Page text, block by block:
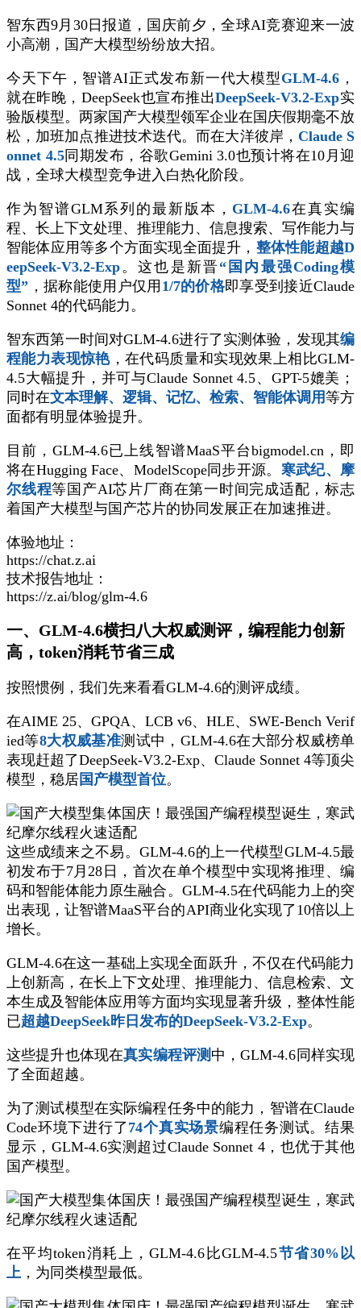
智东西9月30日报道，国庆前夕，全球AI竞赛迎来一波
小高潮，国产大模型纷纷放大招。
今天下午，智谱AI正式发布新一代大模型 GLM-4.6 ，
就在昨晚，DeepSeek也宣布推出DeepSeek-V3.2-Exp实
验版模型。两家国产大模型领军企业在国庆假期毫不放
松，加班加点推进技术迭代。而在大洋彼岸， Claude S
onnet 4.5同期发布，谷歌Gemini 3.0也预计将在10月迎
战，全球大模型竞争进入白热化阶段。
作为智谱GLM系列的最新版本， GLM-4.6在真实编
程、长上下文处理、推理能力、信息搜索、写作能力与
智能体应用等多个方面实现全面提升， 整体性能超越D
eepSeek-V3.2-Exp。这也是新晋“国内最强Coding模
型” ，据称能使用户仅用 1/7的价格即享受到接近Claude
Sonnet 4的代码能力。
智东西第一时间对GLM-4.6进行了实测体验，发现其编
程能力表现惊艳，在代码质量和实现效果上相比GLM-
4.5大幅提升，并可与Claude Sonnet 4.5、GPT-5媲美；
同时在文本理解、逻辑、记忆、检索、智能体调用等方
面都有明显体验提升。
目前，GLM-4.6已上线智谱MaaS平台bigmodel.cn，即
将在Hugging Face、ModelScope同步开源。 寒武纪、摩
尔线程等国产AI芯片厂商在第一时间完成适配，标志
着国产大模型与国产芯片的协同发展正在加速推进。
体验地址：
https://chat.z.ai
技术报告地址：
https://z.ai/blog/glm-4.6
一、GLM-4.6横扫八大权威测评，编程能力创新
高，token消耗节省三成
按照惯例，我们先来看看GLM-4.6的测评成绩。
在AIME 25、GPQA、LCB v6、HLE、SWE-Bench Verif
ied等8大权威基准测试中，GLM-4.6在大部分权威榜单
表现赶超了DeepSeek-V3.2-Exp、Claude Sonnet 4等顶尖
模型，稳居国产模型首位。
这些成绩来之不易。GLM-4.6的上一代模型GLM-4.5最
初发布于7月28日，首次在单个模型中实现将推理、编
码和智能体能力原生融合。GLM-4.5在代码能力上的突
出表现，让智谱MaaS平台的API商业化实现了10倍以上
增长。
GLM-4.6在这一基础上实现全面跃升，不仅在代码能力
上创新高，在长上下文处理、推理能力、信息检索、文
本生成及智能体应用等方面均实现显著升级，整体性能
已超越DeepSeek昨日发布的DeepSeek-V3.2-Exp。
这些提升也体现在真实编程评测 中，GLM-4.6同样实现
了全面超越。
为了测试模型在实际编程任务中的能力，智谱在Claude
Code环境下进行了74个真实场景编程任务测试。结果
显示，GLM-4.6实测超过Claude Sonnet 4，也优于其他
国产模型。
在平均token消耗上，GLM-4.6比GLM-4.5节省30%以
上 ，为同类模型最低。